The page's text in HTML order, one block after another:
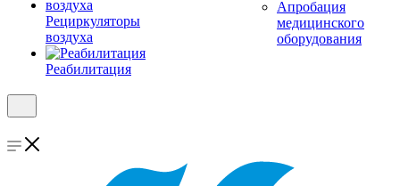
Рециркуляторы
воздуха
Реабилитация
Апробация
медицинского
оборудования